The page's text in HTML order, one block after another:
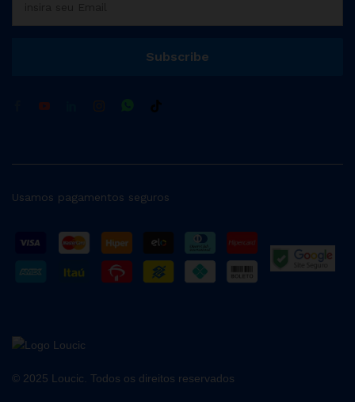
© 2025 Loucic. Todos os direitos reservados
Usamos pagamentos seguros